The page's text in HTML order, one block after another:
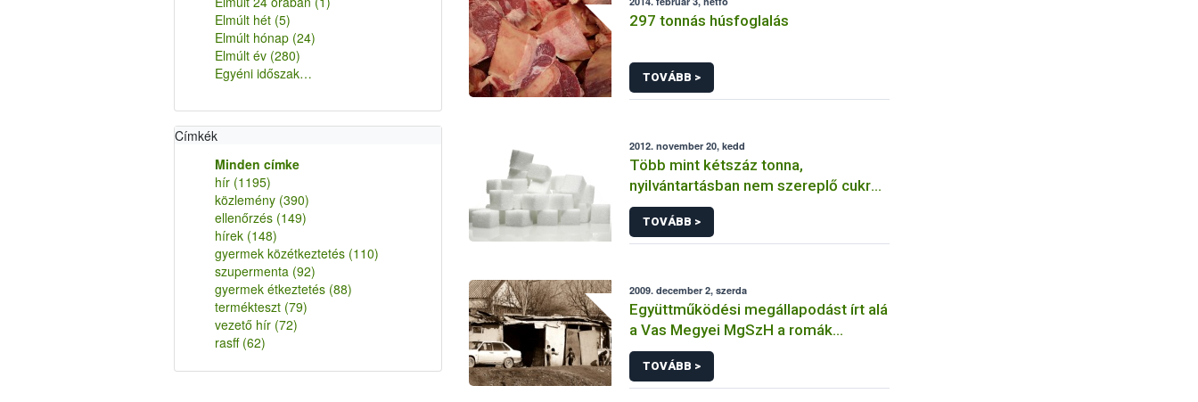
Elmúlt hét (5)
Elmúlt hónap (24)
Elmúlt év (280)
Egyéni időszak…
Címkék
Minden címke
hír (1195)
közlemény (390)
ellenőrzés (149)
hírek (148)
gyermek közétkeztetés (110)
szupermenta (92)
gyermek étkeztetés (88)
termékteszt (79)
vezető hír (72)
rasff (62)
297 tonnás húsfoglalás
TOVÁBB >
2012. november 20, kedd
Több mint kétszáz tonna,
nyilvántartásban nem szereplő cukrot
foglaltak le az élelmiszerbiztonsági
hatóságok
TOVÁBB >
2009. december 2, szerda
Együttműködési megállapodást írt alá
a Vas Megyei MgSzH a romák
felzákóztatása érdekében
TOVÁBB >